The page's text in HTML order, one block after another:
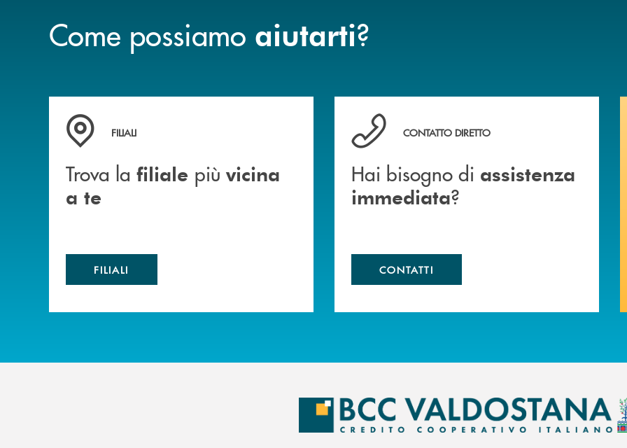
Come possiamo aiutarti?
Trova la filiale più vicina a te
FILIALI
Trova la filiale più vicina
a te
FILIALI
Hai bisogno di assistenza immediata ?
CONTATTO DIRETTO
Hai bisogno di assistenza
immediata?
CONTATTI